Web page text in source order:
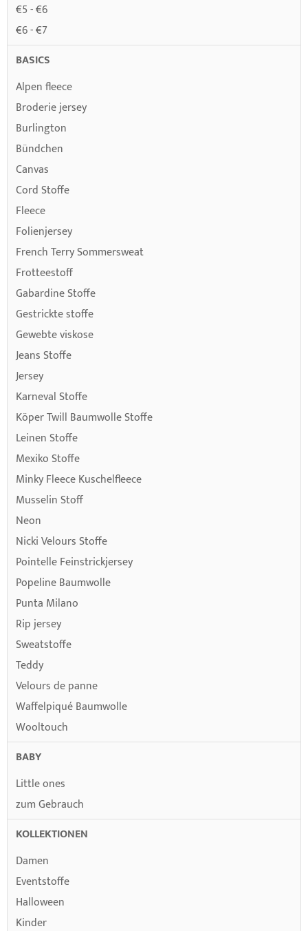
€5 - €6
€6 - €7
BASICS
Alpen fleece
Broderie jersey
Burlington
Bündchen
Canvas
Cord Stoffe
Fleece
Folienjersey
French Terry Sommersweat
Frotteestoff
Gabardine Stoffe
Gestrickte stoffe
Gewebte viskose
Jeans Stoffe
Jersey
Karneval Stoffe
Köper Twill Baumwolle Stoffe
Leinen Stoffe
Mexiko Stoffe
Minky Fleece Kuschelfleece
Musselin Stoff
Neon
Nicki Velours Stoffe
Pointelle Feinstrickjersey
Popeline Baumwolle
Punta Milano
Rip jersey
Sweatstoffe
Teddy
Velours de panne
Waffelpiqué Baumwolle
Wooltouch
BABY
Little ones
zum Gebrauch
KOLLEKTIONEN
Damen
Eventstoffe
Halloween
Kinder